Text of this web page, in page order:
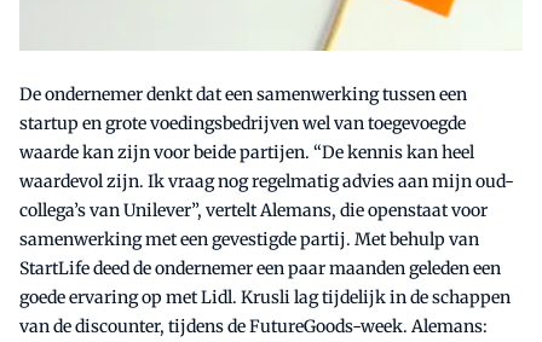
De ondernemer denkt dat een samenwerking tussen een
startup en grote voedingsbedrijven wel van toegevoegde
waarde kan zijn voor beide partijen. “De kennis kan heel
waardevol zijn. Ik vraag nog regelmatig advies aan mijn oud-
collega’s van Unilever”, vertelt Alemans, die openstaat voor
samenwerking met een gevestigde partij. Met behulp van
StartLife deed de ondernemer een paar maanden geleden een
goede ervaring op met Lidl. Krusli lag tijdelijk in de schappen
van de discounter, tijdens de FutureGoods-week. Alemans: